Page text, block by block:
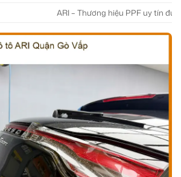
ARI – Thương hiệu PPF uy tín